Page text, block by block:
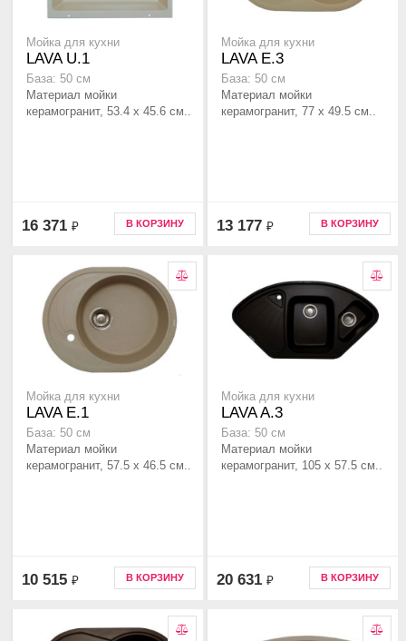
Мойка для кухни
LAVA U.1
База: 50 см
Материал мойки
керамогранит, 53.4 x 45.6 см..
16 371 ₽ В КОРЗИНУ
Мойка для кухни
LAVA E.3
База: 50 см
Материал мойки
керамогранит, 77 x 49.5 см..
13 177 ₽ В КОРЗИНУ
Мойка для кухни
LAVA E.1
База: 50 см
Материал мойки
керамогранит, 57.5 x 46.5 см..
10 515 ₽ В КОРЗИНУ
Мойка для кухни
LAVA A.3
База: 50 см
Материал мойки
керамогранит, 105 x 57.5 см..
20 631 ₽ В КОРЗИНУ